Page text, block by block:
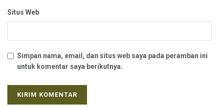
Situs Web
Simpan nama, email, dan situs web saya pada peramban ini
untuk komentar saya berikutnya.